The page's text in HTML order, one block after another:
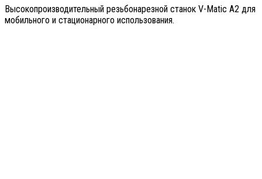
Высокопроизводительный резьбонарезной станок V-Matic A2 для
мобильного и стационарного использования.